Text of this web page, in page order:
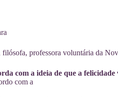
filósofa, professora voluntária da
com a ideia de que a felicidade
com a